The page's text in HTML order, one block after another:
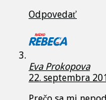
Odpovedať
Eva Prokopova
22. septembra